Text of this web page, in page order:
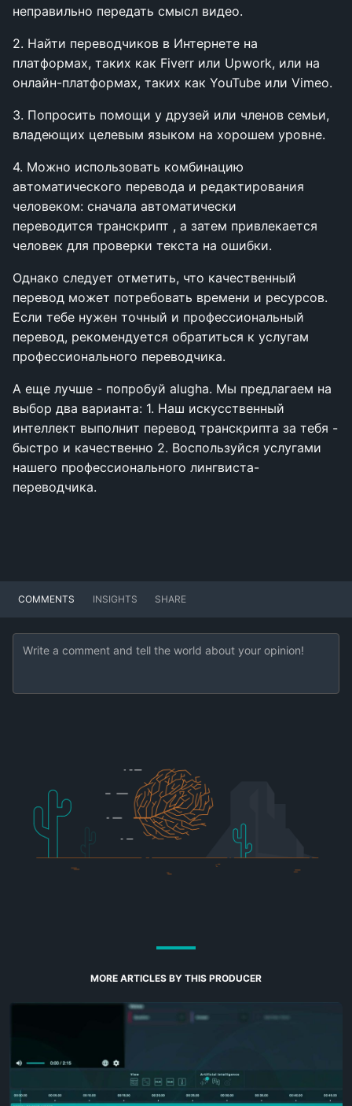
неправильно передать смысл видео.
2. Найти переводчиков в Интернете на
платформах, таких как Fiverr или Upwork, или на
онлайн-платформах, таких как YouTube или Vimeo.
3. Попросить помощи у друзей или членов семьи,
владеющих целевым языком на хорошем уровне.
4. Можно использовать комбинацию
автоматического перевода и редактирования
человеком: сначала автоматически
переводится транскрипт , а затем привлекается
человек для проверки текста на ошибки.
Однако следует отметить, что качественный
перевод может потребовать времени и ресурсов.
Если тебе нужен точный и профессиональный
перевод, рекомендуется обратиться к услугам
профессионального переводчика.
А еще лучше - попробуй alugha. Мы предлагаем на
выбор два варианта: 1. Наш искусственный
интеллект выполнит перевод транскрипта за тебя -
быстро и качественно 2. Воспользуйся услугами
нашего профессионального лингвиста-
переводчика.
COMMENTS INSIGHTS SHARE
MORE ARTICLES BY THIS PRODUCER